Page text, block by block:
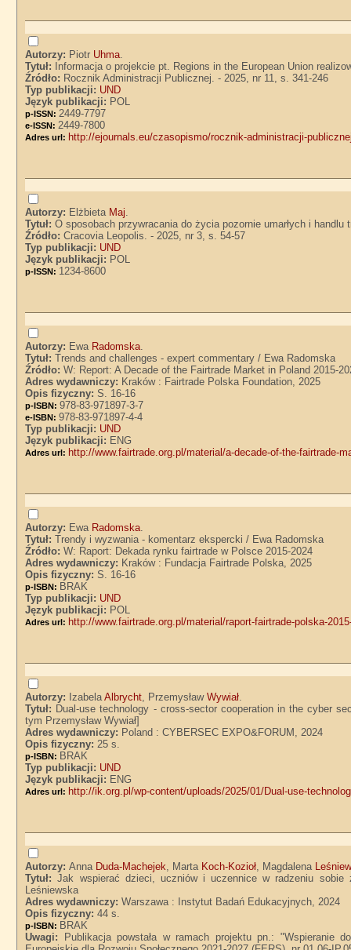
Autorzy: Piotr Uhma.
Tytuł:
Informacja o projekcie pt. Regions in the European Union
Źródło: Rocznik Administracji Publicznej. - 2025, nr 11, s. 341-246
Typ publikacji: UND
Język publikacji: POL
p-ISSN: 2449-7797
e-ISSN: 2449-7800
Adres url: http://ejournals.eu/czasopismo/rocznik-administracji-
Autorzy: Elżbieta Maj.
Tytuł:O sposobach przywracania do życia pozornie umarłych i
Źródło:Cracovia Leopolis. - 2025, nr 3, s. 54-57
Typ publikacji: UND
Język publikacji: POL
p-ISSN: 1234-8600
Autorzy: Ewa Radomska.
Tytuł:Trends and challenges - expert commentary / Ewa Radomska
Źródło:W: Report: A Decade of the Fairtrade Market in Poland 2015-
Adres wydawniczy: Kraków : Fairtrade Polska Foundation, 2025
Opis fizyczny:S. 16-16
p-ISBN:978-83-971897-3-7
e-ISBN:978-83-971897-4-4
Typ publikacji: UND
Język publikacji: ENG
Adres url: http://www.fairtrade.org.pl/material/a-decade-of-the-fairtrade-
Autorzy: Ewa Radomska.
Tytuł:Trendy i wyzwania - komentarz ekspercki / Ewa Radomska
Źródło:W: Raport: Dekada rynku fairtrade w Polsce 2015-2024
Adres wydawniczy: Kraków : Fundacja Fairtrade Polska, 2025
Opis fizyczny:S. 16-16
p-ISBN: BRAK
Typ publikacji: UND
Język publikacji: POL
Adres url: http://www.fairtrade.org.pl/material/raport-fairtrade-polska-
Autorzy: IzabelaAlbrycht, PrzemysławWywiał.
Tytuł: Dual-use technology - cross-sector cooperation in the cyber
tym Przemysław Wywiał]
Adres wydawniczy: Poland : CYBERSEC EXPO&FORUM, 2024
Opis fizyczny:25 s.
p-ISBN: BRAK
Typ publikacji: UND
Język publikacji: ENG
Adres url: http://ik.org.pl/wp-content/uploads/2025/01/Dual-use-
Autorzy:Anna Duda-Machejek, Marta Koch-Kozioł, Magdalena
Tytuł:Jak wspierać dzieci, uczniów i uczennice w radzeniu sobie
Leśniewska
Adres wydawniczy:Warszawa : Instytut Badań Edukacyjnych, 2024
Opis fizyczny:44 s.
p-ISBN: BRAK
Uwagi:
Publikacja powstała w ramach projektu pn.: "Wspieranie